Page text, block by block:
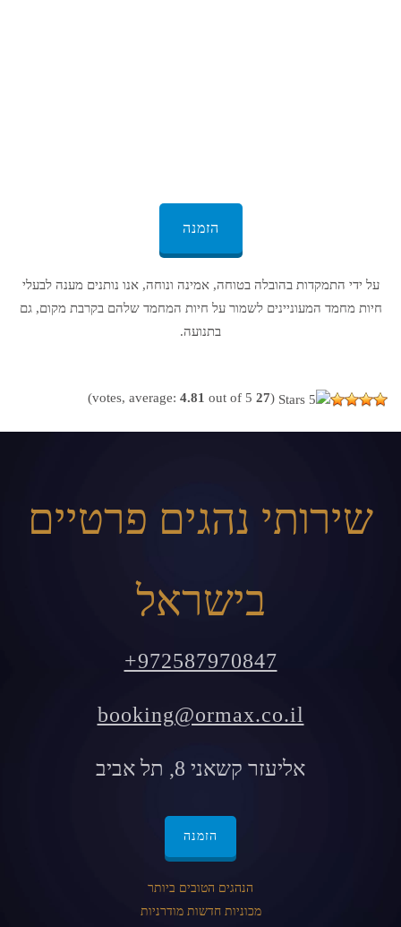
הזמנה
על ידי התמקדות בהובלה בטוחה, אמינה ונוחה, אנו נותנים מענה לבעלי
חיות מחמד המעוניינים לשמור על חיות המחמד שלהם בקרבת מקום, גם
בתנועה.
(
27
4.81 out of 5)
שירותי נהגים פרטיים
בישראל
+972587970847
booking@ormax.co.il
אליעזר קשאני 8, תל אביב
הזמנה
הנהגים הטובים ביותר
מכוניות חדשות מודרניות